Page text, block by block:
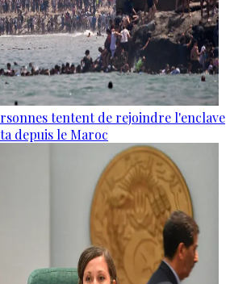
tentent de rejoindre l'enclave
depuis le Maroc